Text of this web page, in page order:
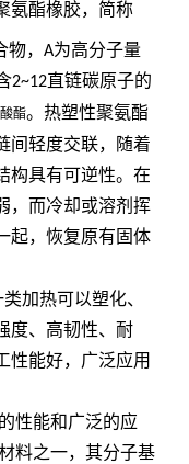
氨酯橡胶，简称
， A为高分子量
2~12 直链碳原子的
酯。热塑性聚氨酯
间轻度交联，随着
构具有可逆性。在
，而冷却或溶剂挥
起，恢复原有固体
加热可以塑化、
度、高韧性、耐
性能好，广泛应用
性能和广泛的应
料之一，其分子基